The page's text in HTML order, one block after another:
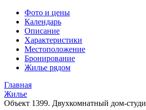
Фото и цены
Календарь
Описание
Характеристики
Местоположение
Бронирование
Жилье рядом
Главная
Жилье
Объект 1399. Двухкомнатный дом-